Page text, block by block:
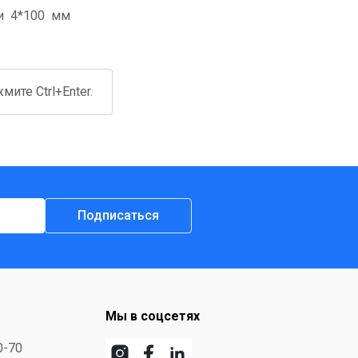
4*100 мм
Ctrl+Enter.
Подписаться
70
Мы в соцсетях